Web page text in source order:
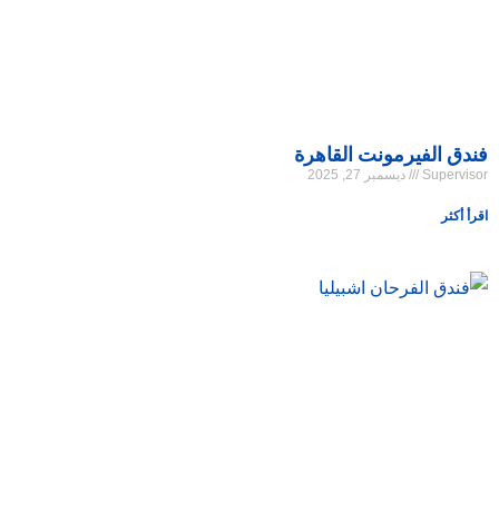
فندق الفيرمونت القاهرة
Supervisor ديسمبر 27, 2025
اقرأ أكثر